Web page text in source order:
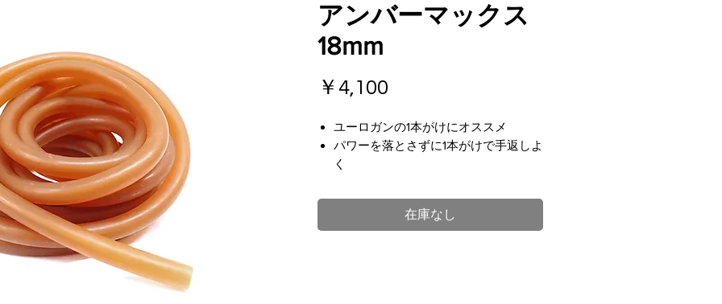
アンバーマックス
18mm
￥4,100
ユーロガンの1本がけにオススメ
パワーを落とさずに1本がけで手返しよ
く
在庫なし